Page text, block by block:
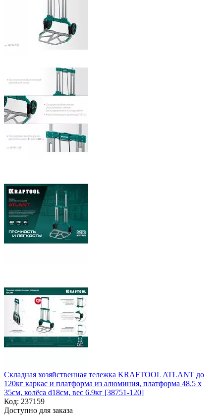
Складная хозяйственная тележка KRAFTOOL ATLANT до
120кг каркас и платформа из алюминия, платформа 48.5 х
35см, колёса d18см, вес 6.9кг [38751-120]
Код: 237159
Доступно для заказа